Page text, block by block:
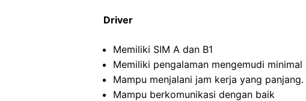
Driver
Memiliki SIM A dan B1
Memiliki pengalaman mengemudi minimal
Mampu menjalani jam kerja yang panjang.
Mampu berkomunikasi dengan baik